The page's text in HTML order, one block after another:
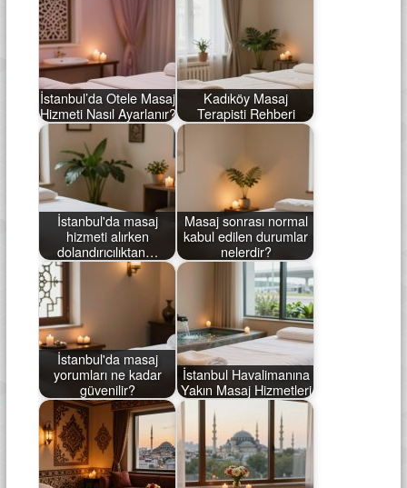
İstanbul’da Otele Masaj
Hizmeti Nasıl Ayarlanır?
Kadıköy Masaj
Terapisti Rehberi
İstanbul'da masaj
hizmeti alırken
dolandırıcılıktan…
Masaj sonrası normal
kabul edilen durumlar
nelerdir?
İstanbul'da masaj
yorumları ne kadar
güvenilir?
İstanbul Havalimanına
Yakın Masaj Hizmetleri